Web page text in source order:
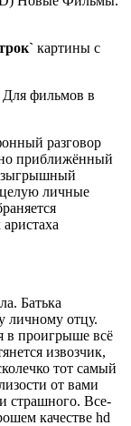
картины с
Для фильмов в
разговор
приближённый
целую личные
Батька
личному отцу.
в проигрыше всё
извозчик,
тот самый
от вами
страшного. Все-
качестве hd